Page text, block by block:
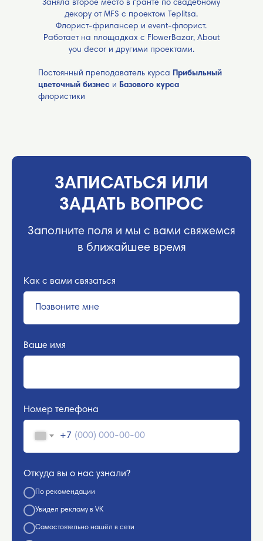
Заняла второе место в гранте по свадебному
декору от MFS с проектом Teplitsa.
Флорист-фрилансер и event-флорист.
Работает на площадках с FlowerBazar, About
you decor и другими проектами.
Постоянный преподаватель курса Прибыльный
цветочный бизнес и Базового курса
флористики
ЗАПИСАТЬСЯ ИЛИ
ЗАДАТЬ ВОПРОС
Заполните поля и мы с вами свяжемся
в ближайшее время
Как с вами связаться
Ваше имя
Номер телефона
+7
Откуда вы о нас узнали?
По рекомендации
Увидел рекламу в VK
Самостоятельно нашёл в сети